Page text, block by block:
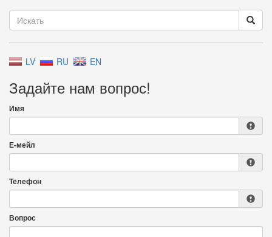
LV RU EN
Задайте нам вопрос!
Имя
Е-мейл
Телефон
Вопрос